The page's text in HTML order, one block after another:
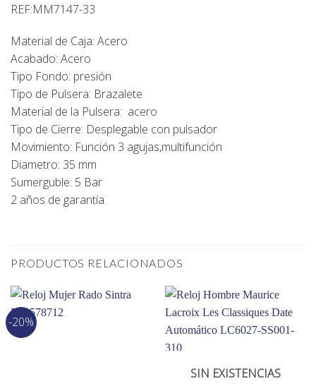
REF:MM7147-33
Material de Caja: Acero
Acabado: Acero
Tipo Fondo: presión
Tipo de Pulsera: Brazalete
Material de la Pulsera: acero
Tipo de Cierre: Desplegable con pulsador
Movimiento: Función 3 agujas,multifunción
Diametro: 35 mm
Sumerguble: 5 Bar
2 años de garantía
PRODUCTOS RELACIONADOS
-20%
SIN EXISTENCIAS